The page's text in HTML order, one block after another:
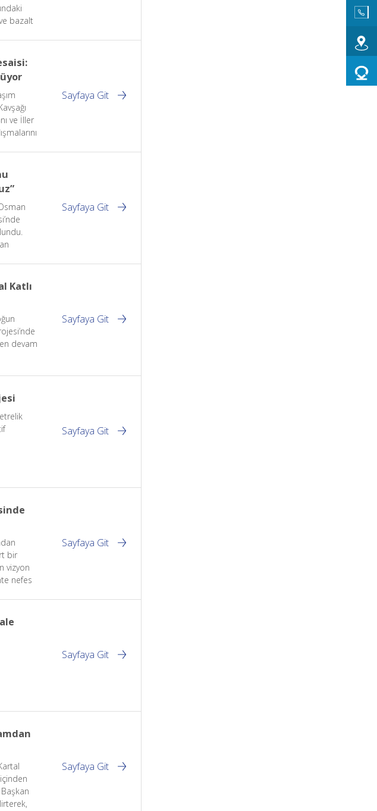
bazalt
ve İller
Sayfaya Git
Sayfaya Git
Katlı
devam
Sayfaya Git
Sayfaya Git
bir
vizyon
nefes
Sayfaya Git
Sayfaya Git
Sayfaya Git